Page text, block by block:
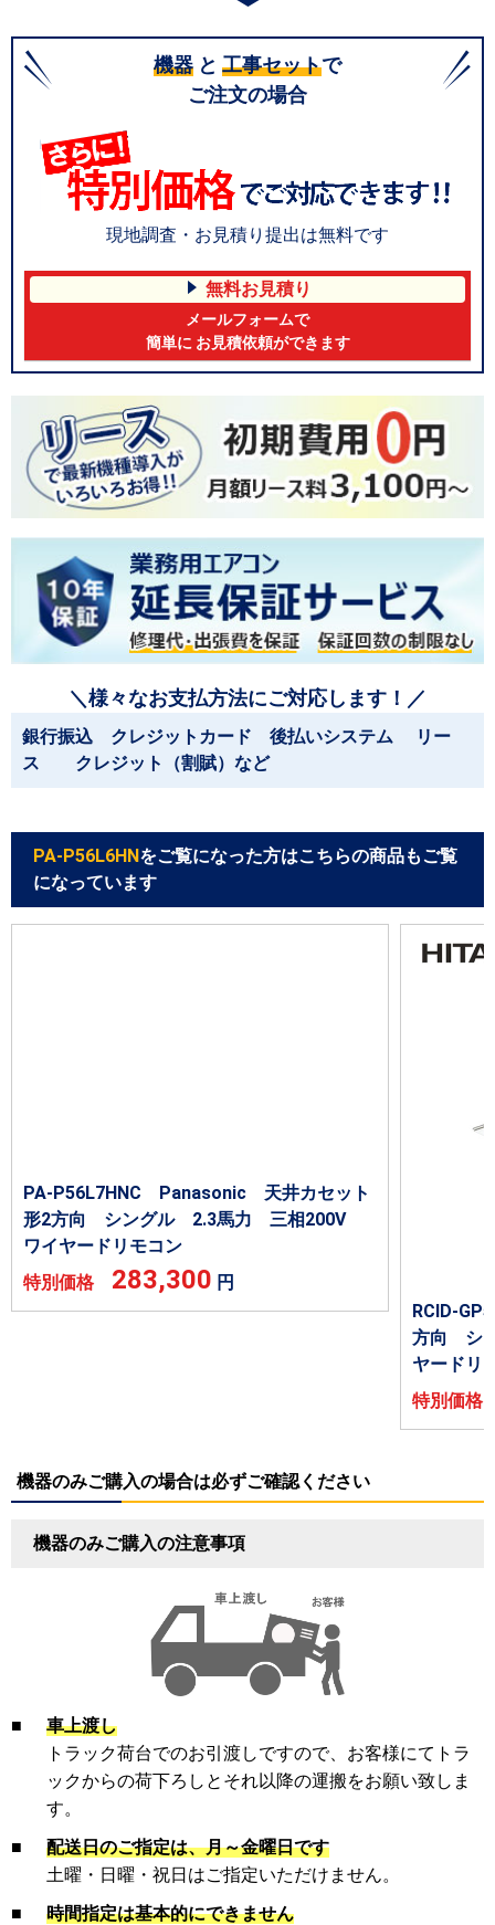
機器 と 工事セットで
ご注文の場合
現地調査・お見積り提出は無料です
無料お見積り
メールフォームで
簡単に お見積依頼ができます
＼様々なお支払方法にご対応します！／
銀行振込 クレジットカード 後払いシステム リー
ス クレジット（割賦）など
PA-P56L6HN をご覧になった方はこちらの商品もご覧
になっています
PA-P56L7HNC Panasonic 天井カセット
形2方向 シングル 2.3馬力 三相200V
ワイヤードリモコン
特別価格 283,300 円
RCID-
方向 シ
ヤードリ
特別価
機器のみご購入の場合は必ずご確認ください
機器のみご購入の注意事項
■
車上渡し
トラック荷台でのお引渡しですので、お客様にてトラ
ックからの荷下ろしとそれ以降の運搬をお願い致しま
す。
■
配送日のご指定は、月～金曜日です
土曜・日曜・祝日はご指定いただけません。
■
時間指定は基本的にできません